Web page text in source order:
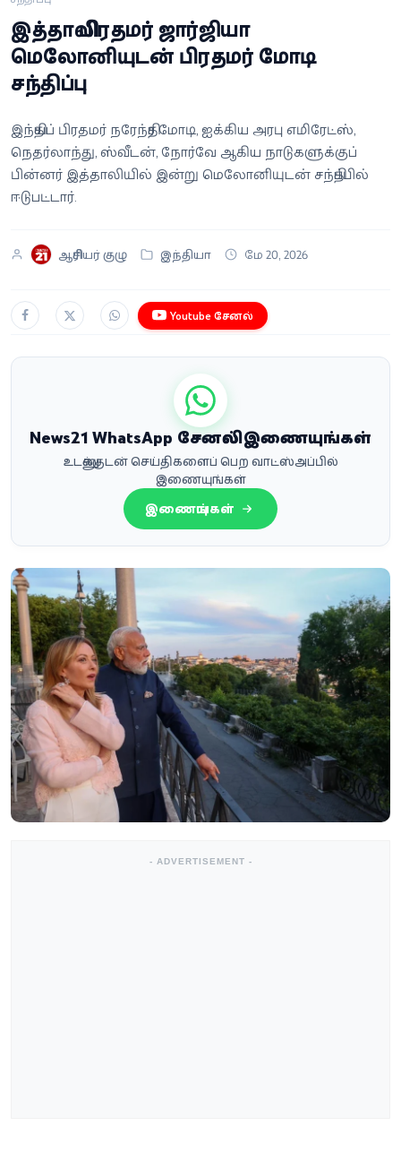
வீடியோ
வணிகம்
வெப்ஸ்டோரி
இத்தாலி பிரதமர் ஜார்ஜியா
மெலோனியுடன் பிரதமர் மோடி
சந்திப்பு
இந்தியப் பிரதமர் நரேந்திர மோடி, ஐக்கிய அரபு எமிரேட்ஸ்,
நெதர்லாந்து, ஸ்வீடன், நோர்வே ஆகிய நாடுகளுக்குப்
பின்னர் இத்தாலியில் இன்று மெலோனியுடன் சந்திப்பில்
ஈடுபட்டார்.
ஆசிரியர் குழு இந்தியா மே 20, 2026
Youtube சேனல்
News21 WhatsApp சேனலில் இணையுங்கள்
உடனுக்குடன் செய்திகளைப் பெற வாட்ஸ்அப்பில்
இணையுங்கள்
இணையுங்கள்
- ADVERTISEMENT -